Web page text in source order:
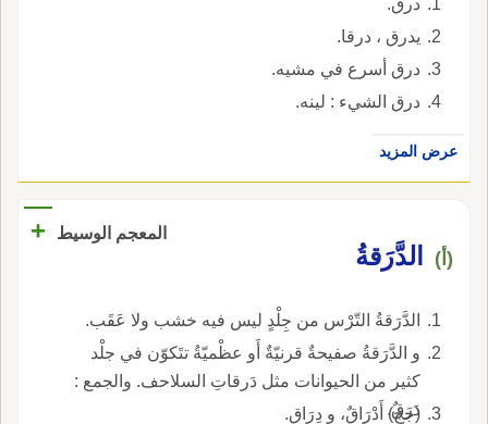
يدرق ، درقا.
درق أسرع في مشيه.
درق الشيء : لينه.
عرض المزيد
المعجم الوسيط +
(أ) الدَّرَقةُ
الدَّرَقةُ التّرْس من جِلْدٍ ليس فيه خشب ولا عَقَب.
و الدَّرَقةُ صفيحةٌ قرنيّةٌ أَو عظْميّةُ تتَكوّن في جلْد
كثير من الحيوانات مثل دَرقاتِ السلاحف. والجمع :
دَرَقٌ.
(جج) أَدْرَاقٌ، و دِرَاق.